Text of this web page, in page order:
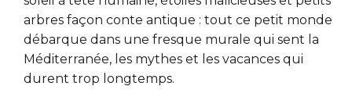
arbres façon conte antique : tout ce petit monde
débarque dans une fresque murale qui sent la
Méditerranée, les mythes et les vacances qui
durent trop longtemps.